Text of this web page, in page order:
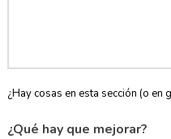
¿Hay cosas en esta sección (o
¿Qué hay que mejorar?